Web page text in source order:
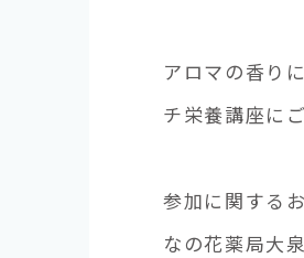
アロマの香り
チ栄養講座に
参加に関する
なの花薬局大